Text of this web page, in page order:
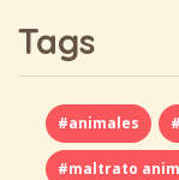
Tags
#animales
#maltrato